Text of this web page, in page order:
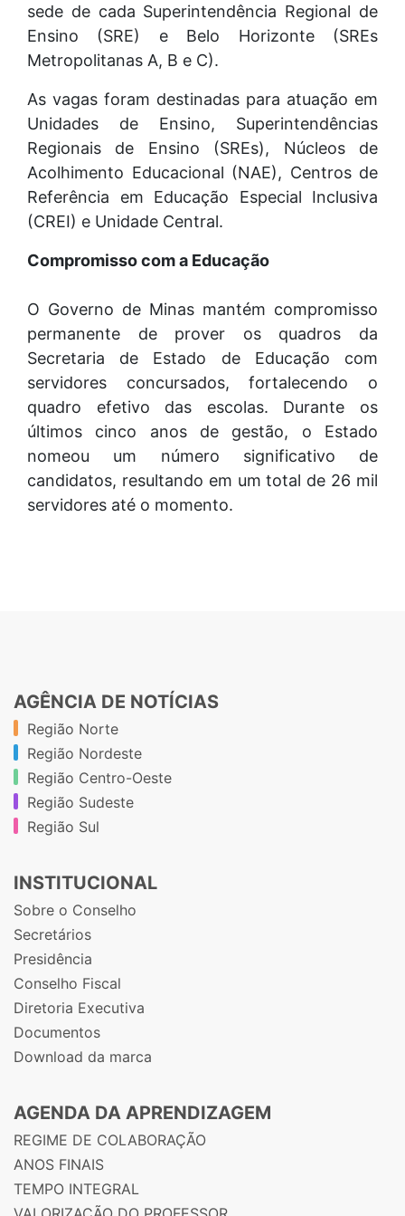
sede de cada Superintendência Regional de
Ensino (SRE) e Belo Horizonte (SREs
Metropolitanas A, B e C).
As vagas foram destinadas para atuação em
Unidades de Ensino, Superintendências
Regionais de Ensino (SREs), Núcleos de
Acolhimento Educacional (NAE), Centros de
Referência em Educação Especial Inclusiva
(CREI) e Unidade Central.
Compromisso com a Educação
O Governo de Minas mantém compromisso
permanente de prover os quadros da
Secretaria de Estado de Educação com
servidores concursados, fortalecendo o
quadro efetivo das escolas. Durante os
últimos cinco anos de gestão, o Estado
nomeou um número significativo de
candidatos, resultando em um total de 26 mil
servidores até o momento.
AGÊNCIA DE NOTÍCIAS
Região Norte
Região Nordeste
Região Centro-Oeste
Região Sudeste
Região Sul
INSTITUCIONAL
Sobre o Conselho
Secretários
Presidência
Conselho Fiscal
Diretoria Executiva
Documentos
Download da marca
AGENDA DA APRENDIZAGEM
REGIME DE COLABORAÇÃO
ANOS FINAIS
TEMPO INTEGRAL